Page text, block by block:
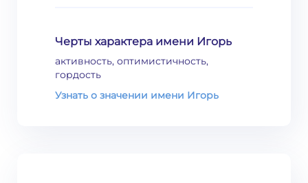
Черты характера имени Игорь
активность, оптимистичность,
гордость
Узнать о значении имени Игорь